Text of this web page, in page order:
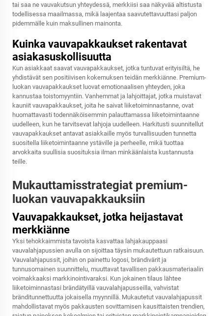
tai saa ne vauvakutsun yhteydessä, merkkiisi saa näkyvää altistusta
todellisessa maailmassa, mikä laajentaa saavutettavuuttasi paljon
pidemmälle kuin maksullinen mainonta.
Kuinka vauvapakkaukset rakentavat
asiakasuskollisuutta
Kun asiakkaat saavat vauvapakkaukset, jotka tuntuvat erityisiltä, he
yhdistävät sen positiivisen kokemuksen teidän merkkiänne. Premium-
luokan vauvapakkaukset luovat emotionaalisen yhteyden, joka
kannustaa toistomyyntiin. Vanhemmat ja lahjoittajat, jotka muistavat
kauniit vauvapakkaukset, joita he saivat liiketoiminnastanne, ovat
huomattavasti todennäköisemmin palauttamassa liiketoimintaanne
uudelleen, kun he tarvitsevat lahjoja uudelleen. Harkitusti suunnitellut
vauvapakkaukset antavat asiakkaille myös turvallisuuden tunnetta
suositella liiketoimintaanne ystäville ja perheelle, mikä tuottaa
arvokkaita suullisia suosituksia ilman minkäänlaista kustannusta
teille.
Mukauttamisstrategiat premium-
luokan vauvapakkauksiin
Vauvapakkaukset, jotka heijastavat
merkkiänne
Yksi tehokkaimmista tavoista kasvattaa lahjakauppaasi
vauvalahjapussien avulla on sijoittaa täysin mukautettuun ratkaisuun.
Vauvalahjapussit, joihin on painettu logosi, brändivärit ja
tunnusomainen suunnittelu, muuttavat tavallisen pakkausmateriaalin
voimakkaaksi markkinointivaraksi. Kun jokainen tilaus lähtee
liiketoiminnastasi brändätyillä vauvalahjapusseilla, vahvistat
bränditunnettuutta jokaisella myynnillä. Mukautetut vauvalahjapussit
mahdollistavat myös pakkausten sovittamisen kausittaisten trendien,